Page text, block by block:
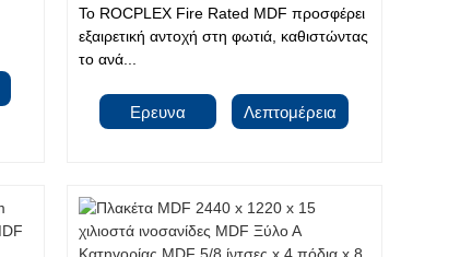
Το ROCPLEX Fire Rated MDF προσφέρει
εξαιρετική αντοχή στη φωτιά, καθιστώντας
το ανά...
Ερευνα Λεπτομέρεια